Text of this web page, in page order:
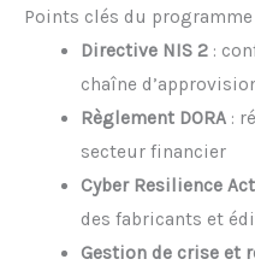
Points clés du programme
Directive NIS 2:
chaîne
Règlement DORA:
secteur financier
Cyber Resilience
des fabricants et
Gestion de crise et